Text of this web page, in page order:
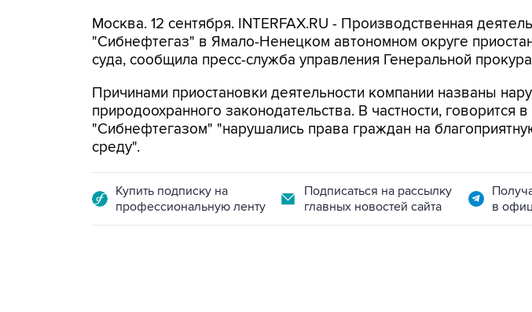
Москва. 12 сентября. INTERFAX.RU - Производственная
"Сибнефтегаз" в Ямало-Ненецком автономном округе
суда, сообщила пресс-служба управления Генеральной
Причинами приостановки деятельности компании названы
природоохранного законодательства. В частности, говорится
"Сибнефтегазом" "нарушались права граждан на
среду".
Купить подписку на
профессиональную ленту
Подписаться на рассылку
главных новостей сайта
в